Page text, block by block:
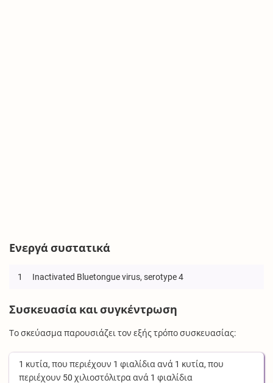
Ενεργά συστατικά
1 Inactivated Bluetongue virus, serotype 4
Συσκευασία και συγκέντρωση
Το σκεύασμα παρουσιάζει τον εξής τρόπο συσκευασίας:
1 κυτία, που περιέχουν 1 φιαλίδια ανά 1 κυτία, που
περιέχουν 50 χιλιοστόλιτρα ανά 1 φιαλίδια